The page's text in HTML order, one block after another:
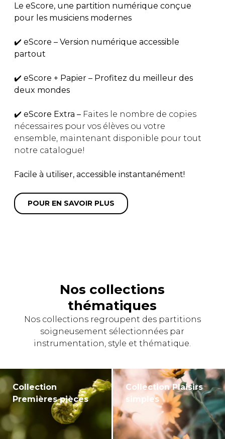
Le eScore, une partition numérique conçue
pour les musiciens modernes
✔️ eScore – Version numérique accessible
partout
✔️ eScore + Papier – Profitez du meilleur des
deux mondes
✔️ eScore Extra – Faites le nombre de copies
nécessaires pour vos élèves ou votre
ensemble, maintenant disponible pour tout
notre catalogue!
Facile à utiliser, accessible instantanément!
POUR EN SAVOIR PLUS
Nos collections
thématiques
Nos collections regroupent des partitions
soigneusement sélectionnées par
instrumentation, style et thématique.
Collection
Premières pièces
Collection Plaisirs
simples